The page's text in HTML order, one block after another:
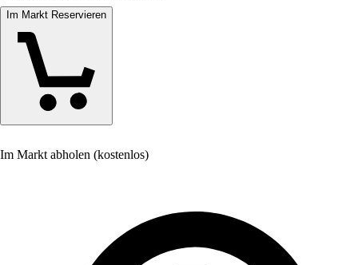
Im Markt Reservieren
Im Markt abholen (kostenlos)